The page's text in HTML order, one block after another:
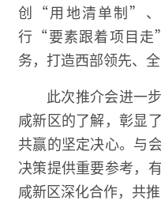
创“用地清单制”
行“要素跟着项目
务，打造西部领先、
此次推介会进一
咸新区的了解，彰显
共赢的坚定决心。与
决策提供重要参考，
咸新区深化合作，共